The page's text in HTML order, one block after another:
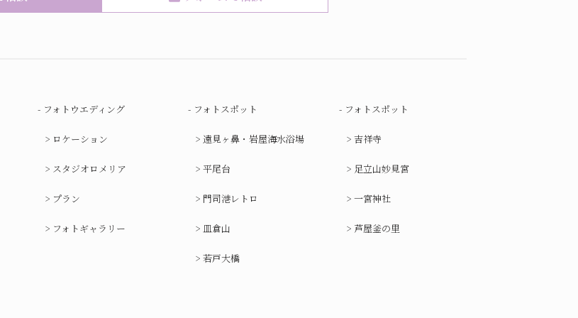
フォトウエディング
ロケーション
スタジオロメリア
プラン
フォトギャラリー
フォトスポット
遠見ヶ鼻・岩屋海水浴場
平尾台
門司港レトロ
皿倉山
若戸大橋
フォトスポット
吉祥寺
足立山妙見宮
一宮神社
芦屋釜の里